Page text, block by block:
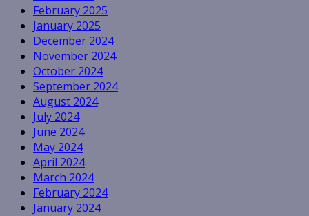
February 2025
January 2025
December 2024
November 2024
October 2024
September 2024
August 2024
July 2024
June 2024
May 2024
April 2024
March 2024
February 2024
January 2024